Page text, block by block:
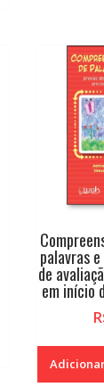
palavras
de
em início